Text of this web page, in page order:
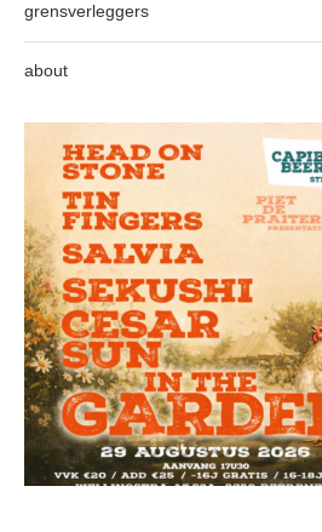
grensverleggers
about